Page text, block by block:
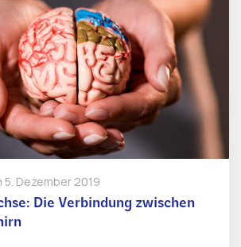
5. Dezember 2019
Die Verbindung zwischen